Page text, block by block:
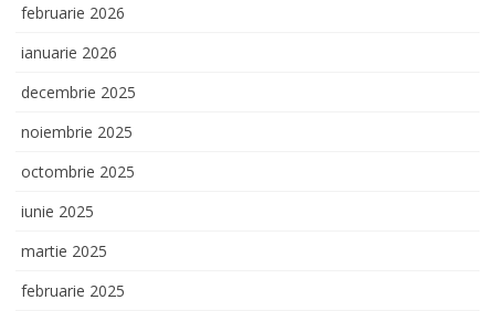
februarie 2026
ianuarie 2026
decembrie 2025
noiembrie 2025
octombrie 2025
iunie 2025
martie 2025
februarie 2025